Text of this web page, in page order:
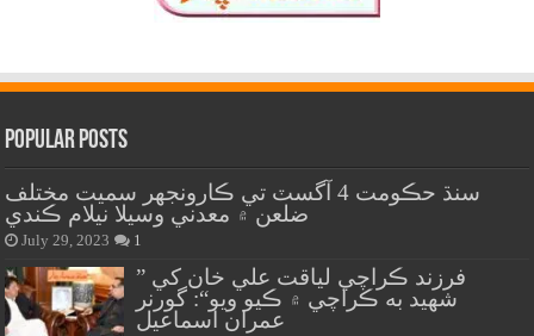
Popular Posts
سنڌ حڪومت 4 آگسٽ تي ڪارونجهر سميت مختلف
ضلعن ۾ معدني وسيلا نيلام ڪندي
July 29, 2023 1
” فرزند ڪراچي لياقت علي خان کي
شهيد به ڪراچي ۾ ڪيو ويو“: گورنر
عمران اسماعيل